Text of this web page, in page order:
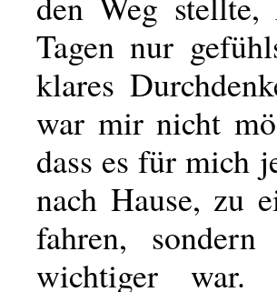
Tagen nur
klares
war mir nicht
dass es für mich
nach Hause, zu
fahren, sondern
wichtiger war.